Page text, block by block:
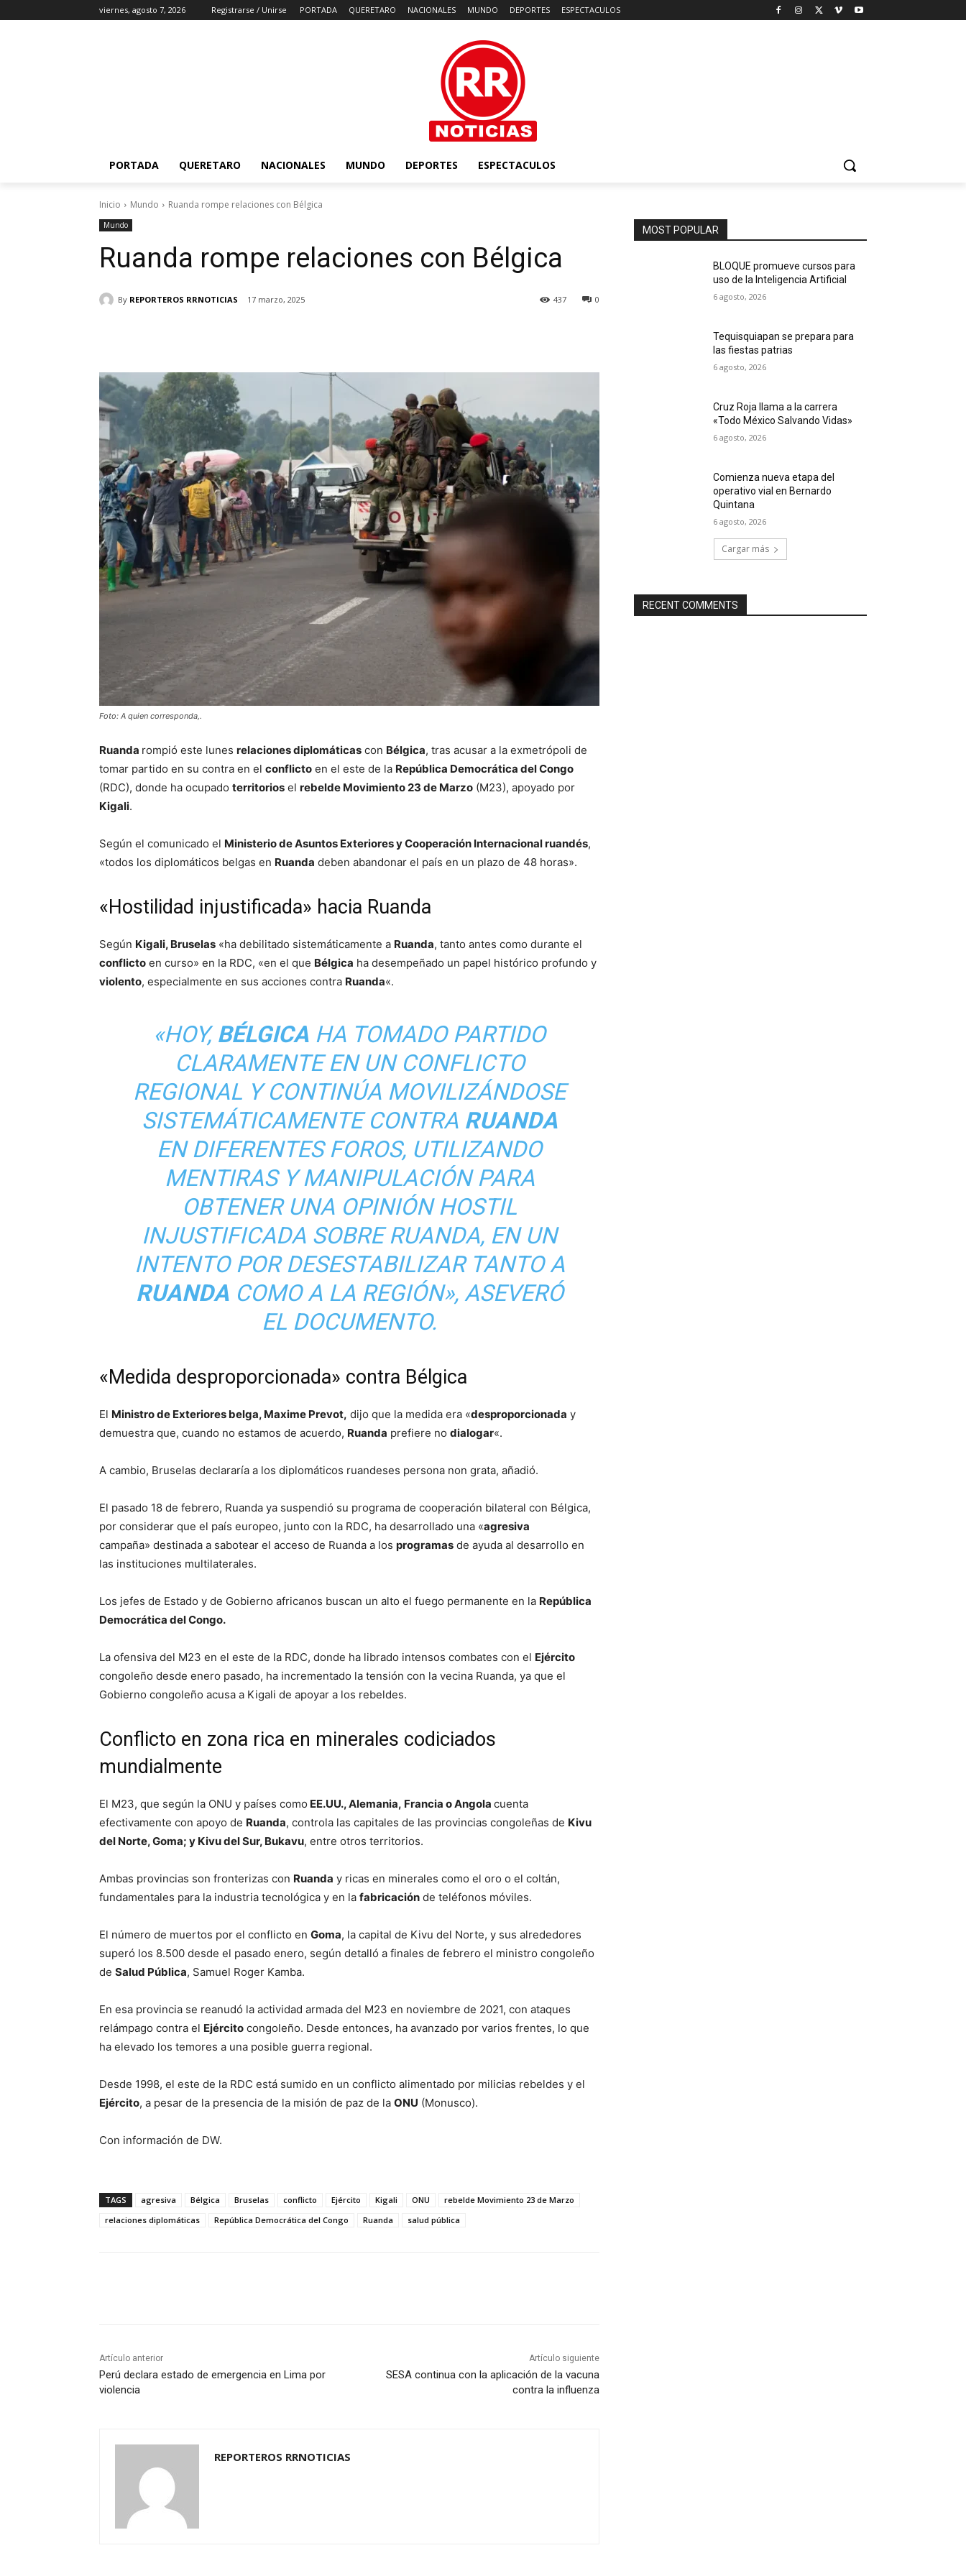
viernes, agosto 7, 2026 Registrarse / Unirse PORTADA QUERETARO NACIONALES MUNDO DEPORTES ESPECTACULOS
PORTADA QUERETARO NACIONALES MUNDO DEPORTES ESPECTACULOS
Inicio Mundo Ruanda rompe relaciones con Bélgica
Mundo
Ruanda rompe relaciones con Bélgica
By REPORTEROS RRNOTICIAS 17 marzo, 2025 0
437
Foto: A quien corresponda,.
Ruanda rompió este lunes relaciones diplomáticas con Bélgica, tras acusar a la exmetrópoli de
tomar partido en su contra en el conflicto en el este de la República Democrática del Congo
(RDC), donde ha ocupado territorios el rebelde Movimiento 23 de Marzo (M23), apoyado por
Kigali.
Según el comunicado el Ministerio de Asuntos Exteriores y Cooperación Internacional ruandés,
«todos los diplomáticos belgas en Ruanda deben abandonar el país en un plazo de 48 horas».
«Hostilidad injustificada» hacia Ruanda
Según Kigali, Bruselas «ha debilitado sistemáticamente a Ruanda, tanto antes como durante el
conflicto en curso» en la RDC, «en el que Bélgica ha desempeñado un papel histórico profundo y
violento, especialmente en sus acciones contra Ruanda«.
«HOY,BÉLGICA HA TOMADO PARTIDO
CLARAMENTE EN UN CONFLICTO
REGIONAL Y CONTINÚA MOVILIZÁNDOSE
SISTEMÁTICAMENTE CONTRA RUANDA
EN DIFERENTES FOROS, UTILIZANDO
MENTIRAS Y MANIPULACIÓN PARA
OBTENER UNA OPINIÓN HOSTIL
INJUSTIFICADA SOBRE RUANDA, EN UN
INTENTO POR DESESTABILIZAR TANTO A
RUANDACOMO A LA REGIÓN», ASEVERÓ
EL DOCUMENTO.
«Medida desproporcionada» contra Bélgica
El Ministro de Exteriores belga, Maxime Prevot, dijo que la medida era «desproporcionada y
demuestra que, cuando no estamos de acuerdo, Ruanda prefiere no dialogar«.
A cambio, Bruselas declararía a los diplomáticos ruandeses persona non grata, añadió.
El pasado 18 de febrero, Ruanda ya suspendió su programa de cooperación bilateral con Bélgica,
por considerar que el país europeo, junto con la RDC, ha desarrollado una «agresiva
campaña» destinada a sabotear el acceso de Ruanda a los programas de ayuda al desarrollo en
las instituciones multilaterales.
Los jefes de Estado y de Gobierno africanos buscan un alto el fuego permanente en la República
Democrática del Congo.
La ofensiva del M23 en el este de la RDC, donde ha librado intensos combates con el Ejército
congoleño desde enero pasado, ha incrementado la tensión con la vecina Ruanda, ya que el
Gobierno congoleño acusa a Kigali de apoyar a los rebeldes.
Conflicto en zona rica en minerales codiciados
mundialmente
El M23, que según la ONU y países como EE.UU., Alemania, Francia o Angola cuenta
efectivamente con apoyo de Ruanda, controla las capitales de las provincias congoleñas de Kivu
del Norte, Goma; y Kivu del Sur, Bukavu, entre otros territorios.
Ambas provincias son fronterizas con Ruanda y ricas en minerales como el oro o el coltán,
fundamentales para la industria tecnológica y en la fabricación de teléfonos móviles.
El número de muertos por el conflicto en Goma, la capital de Kivu del Norte, y sus alrededores
superó los 8.500 desde el pasado enero, según detalló a finales de febrero el ministro congoleño
de Salud Pública, Samuel Roger Kamba.
En esa provincia se reanudó la actividad armada del M23 en noviembre de 2021, con ataques
relámpago contra el Ejército congoleño. Desde entonces, ha avanzado por varios frentes, lo que
ha elevado los temores a una posible guerra regional.
Desde 1998, el este de la RDC está sumido en un conflicto alimentado por milicias rebeldes y el
Ejército, a pesar de la presencia de la misión de paz de la ONU (Monusco).
Con información de DW.
TAGS agresiva Bélgica Bruselas conflicto Ejército Kigali ONU
rebelde Movimiento 23 de Marzo
relaciones diplomáticas
República Democrática del Congo Ruanda salud pública
Artículo anterior
Perú declara estado de emergencia en Lima por
violencia
Artículo siguiente
SESA continua con la aplicación de la vacuna
contra la influenza
REPORTEROS RRNOTICIAS
MOST POPULAR
BLOQUE promueve cursos para
uso de la Inteligencia Artificial
6 agosto, 2026
Tequisquiapan se prepara para
las fiestas patrias
6 agosto, 2026
Cruz Roja llama a la carrera
«Todo México Salvando Vidas»
6 agosto, 2026
Comienza nueva etapa del
operativo vial en Bernardo
Quintana
6 agosto, 2026
Cargar más
RECENT COMMENTS